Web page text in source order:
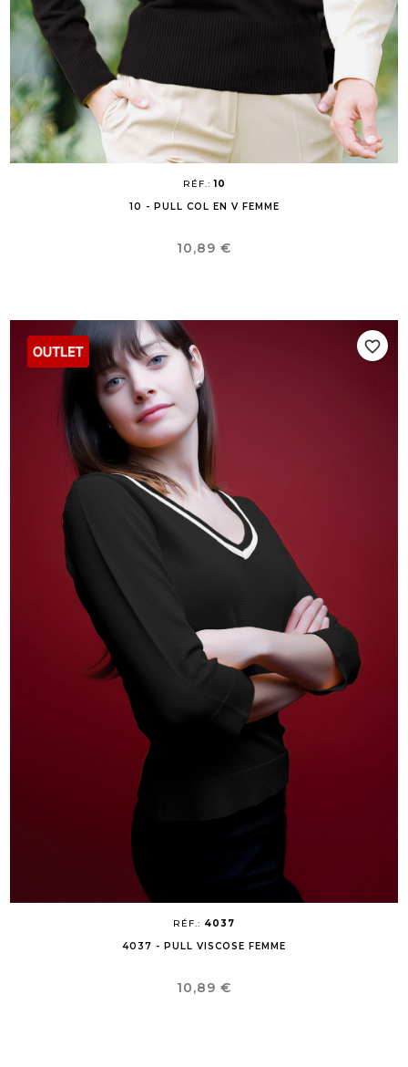
RÉF.:10
10 - PULL COL EN V FEMME
Prix
10,89 €
RÉF.: 4037
4037 - PULL VISCOSE FEMME
Prix
10,89 €
favorite_border